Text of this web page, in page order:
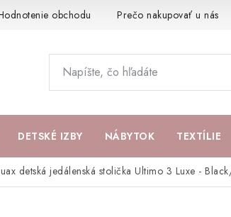
obchodu Prečo nakupovať u nás
DETSKÉ IZBY NÁBYTOK TEXTÍLIE
detská jedálenská stolička Ultimo 3 Luxe -